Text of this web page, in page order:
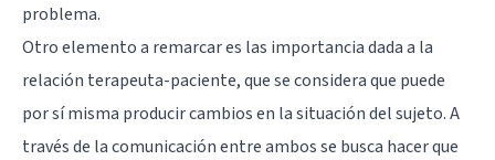
problema.
Otro elemento a remarcar es las importancia dada a la
relación terapeuta-paciente, que se considera que puede
por sí misma producir cambios en la situación del sujeto. A
través de la comunicación entre ambos se busca hacer que